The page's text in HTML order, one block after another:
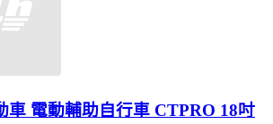
車 電動輔助自行車 CTPRO 18吋